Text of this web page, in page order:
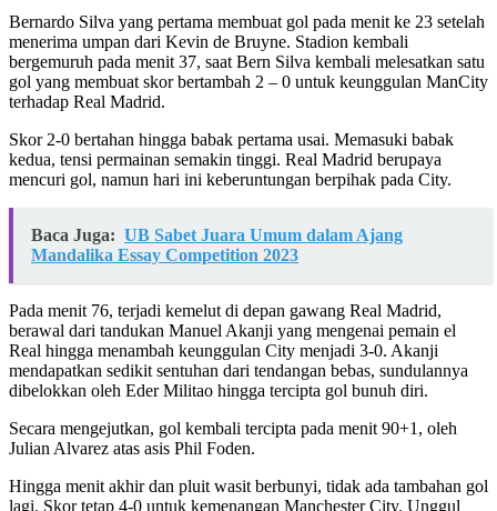
Bernardo Silva yang pertama membuat gol pada menit ke 23 setelah
menerima umpan dari Kevin de Bruyne. Stadion kembali
bergemuruh pada menit 37, saat Bern Silva kembali melesatkan satu
gol yang membuat skor bertambah 2 – 0 untuk keunggulan ManCity
terhadap Real Madrid.
Skor 2-0 bertahan hingga babak pertama usai. Memasuki babak
kedua, tensi permainan semakin tinggi. Real Madrid berupaya
mencuri gol, namun hari ini keberuntungan berpihak pada City.
Baca Juga: UB Sabet Juara Umum dalam Ajang
Mandalika Essay Competition 2023
Pada menit 76, terjadi kemelut di depan gawang Real Madrid,
berawal dari tandukan Manuel Akanji yang mengenai pemain el
Real hingga menambah keunggulan City menjadi 3-0. Akanji
mendapatkan sedikit sentuhan dari tendangan bebas, sundulannya
dibelokkan oleh Eder Militao hingga tercipta gol bunuh diri.
Secara mengejutkan, gol kembali tercipta pada menit 90+1, oleh
Julian Alvarez atas asis Phil Foden.
Hingga menit akhir dan pluit wasit berbunyi, tidak ada tambahan gol
lagi. Skor tetap 4-0 untuk kemenangan Manchester City. Unggul